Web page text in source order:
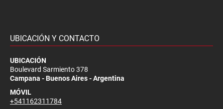
UBICACIÓN Y CONTACTO
UBICACIÓN
Boulevard Sarmiento 378
Campana - Buenos Aires - Argentina
MÓVIL
+541162311784